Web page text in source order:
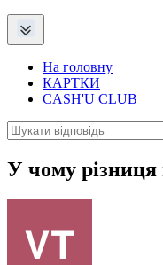
На головну
КАРТКИ
CASH'U CLUB
У чому різниця